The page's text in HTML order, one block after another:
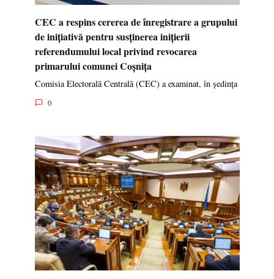
CEC a respins cererea de înregistrare a grupului
de inițiativă pentru susținerea inițierii
referendumului local privind revocarea
primarului comunei Coșnița
Comisia Electorală Centrală (CEC) a examinat, în ședința
0